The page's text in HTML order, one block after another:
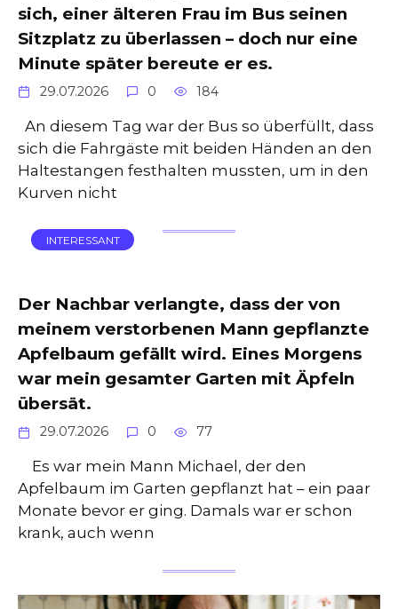
sich, einer älteren Frau im Bus seinen
Sitzplatz zu überlassen – doch nur eine
Minute später bereute er es.
29.07.2026 0 184
An diesem Tag war der Bus so überfüllt, dass
sich die Fahrgäste mit beiden Händen an den
Haltestangen festhalten mussten, um in den
Kurven nicht
INTERESSANT
Der Nachbar verlangte, dass der von
meinem verstorbenen Mann gepflanzte
Apfelbaum gefällt wird. Eines Morgens
war mein gesamter Garten mit Äpfeln
übersät.
29.07.2026 0 77
Es war mein Mann Michael, der den
Apfelbaum im Garten gepflanzt hat – ein paar
Monate bevor er ging. Damals war er schon
krank, auch wenn